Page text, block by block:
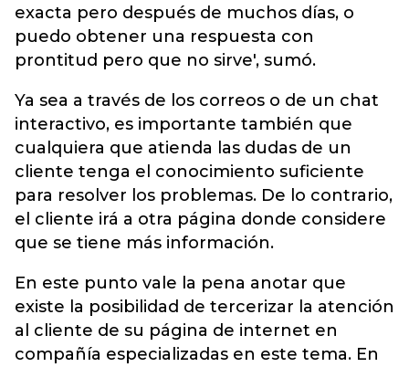
exacta pero después de muchos días, o
puedo obtener una respuesta con
prontitud pero que no sirve', sumó.
Ya sea a través de los correos o de un chat
interactivo, es importante también que
cualquiera que atienda las dudas de un
cliente tenga el conocimiento suficiente
para resolver los problemas. De lo contrario,
el cliente irá a otra página donde considere
que se tiene más información.
En este punto vale la pena anotar que
existe la posibilidad de tercerizar la atención
al cliente de su página de internet en
compañía especializadas en este tema. En